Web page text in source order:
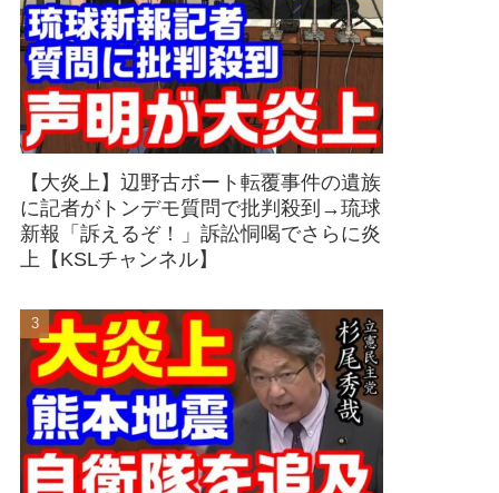
【大炎上】辺野古ボート転覆事件の遺族
に記者がトンデモ質問で批判殺到→琉球
新報「訴えるぞ！」訴訟恫喝でさらに炎
上【KSLチャンネル】